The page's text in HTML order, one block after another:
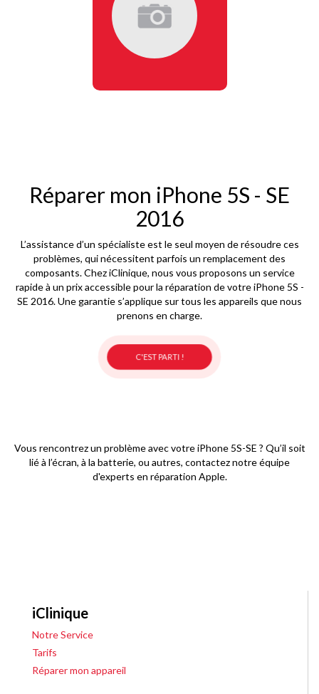
Réparer mon iPhone 5S - SE
2016
L’assistance d’un spécialiste est le seul moyen de résoudre ces
problèmes, qui nécessitent parfois un remplacement des
composants. Chez iClinique, nous vous proposons un service
rapide à un prix accessible pour la réparation de votre iPhone 5S -
SE 2016. Une garantie s’applique sur tous les appareils que nous
prenons en charge.
C'EST PARTI !
Vous rencontrez un problème avec votre iPhone 5S-SE ? Qu’il soit
lié à l’écran, à la batterie, ou autres, contactez notre équipe
d'experts en réparation Apple.
iClinique
Notre Service
Tarifs
Réparer mon appareil